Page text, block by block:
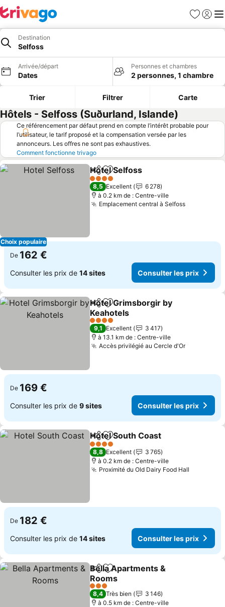
Favoris
Se
Destination
Selfoss
Arrivée/départ
Dates
Personnes et chambres
2 personnes, 1 chambre
Trier Filtrer Carte
Hôtels - Selfoss (Suðurland, Islande)
Ce référencement par défaut prend en compte l’intérêt probable pour
l’utilisateur, le tarif proposé et la compensation versée par les
annonceurs. Les offres ne sont pas exhaustives.
Comment fonctionne trivago
Choix populaire
PartagerAjouter à mes favoris
Hotel Selfoss
4 Étoiles
8,5 Excellent
6 278
à 0.2 km de : Centre-ville
Emplacement central à SelfossConsulter
De 162 €
Consulter les prix de 14 sites Consulter les prix
PartagerAjouter à mes favoris
Hotel Grimsborgir by
Keahotels
Consulter les prix
4 Étoiles
9,1 Excellent
3 417
à 13.1 km de : Centre-ville
Accès privilégié au Cercle d'OrConsulter
De 169 €
Consulter les prix de 9 sites Consulter les prix
PartagerAjouter à mes favoris
Hotel South Coast
4 Étoiles
8,8 Excellent
3 765
à 0.2 km de : Centre-ville
Proximité du Old Dairy Food Hall
De 182 €
Consulter les prix de 14 sites Consulter les prix
PartagerAjouter à mes favoris
Bella Apartments &
Rooms
Consulter les prix
3 Étoiles
8,4 Très bien
3 146
à 0.5 km de : Centre-ville